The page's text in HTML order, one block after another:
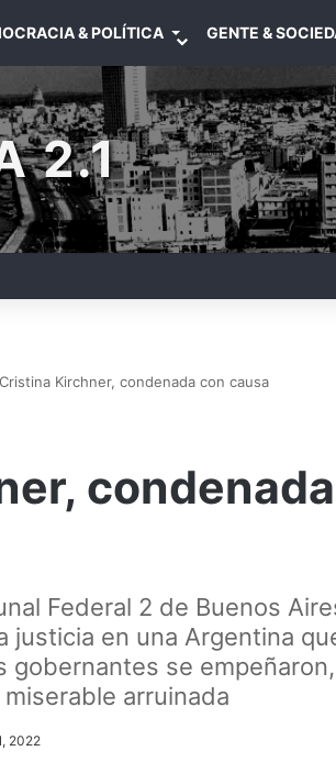
& POLÍTICA GENTE &
2.1
Cristina Kirchner, condenada con causa
Federal 2 de Buenos
justicia en una Argentina
gobernantes se
arruinada
2022